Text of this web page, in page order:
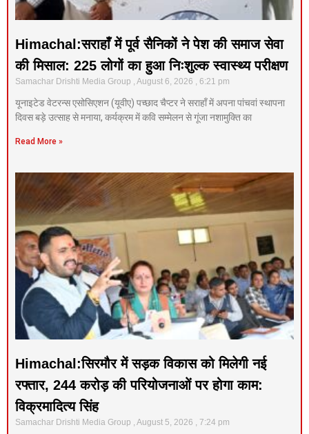
Himachal:सराहाँ में पूर्व सैनिकों ने पेश की समाज सेवा
की मिसाल: 225 लोगों का हुआ निःशुल्क स्वास्थ्य परीक्षण
Samachar Drishti Media Group August 6, 2026 6:21 pm
यूनाइटेड वेटरन्स एसोसिएशन (यूवीए) पच्छाद चैप्टर ने सराहाँ में अपना पांचवां स्थापना
दिवस बड़े उत्साह से मनाया, कर्यक्रम में कवि सम्मेलन से गूंजा नशामुक्ति का
Read More »
Himachal:सिरमौर में सड़क विकास को मिलेगी नई
रफ्तार, 244 करोड़ की परियोजनाओं पर होगा काम:
विक्रमादित्य सिंह
Samachar Drishti Media Group August 5, 2026 7:24 pm